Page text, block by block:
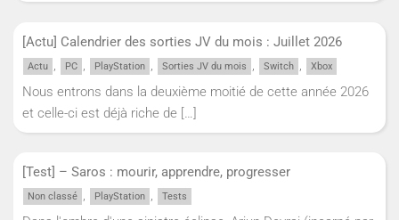
[Actu] Calendrier des sorties JV du mois : Juillet 2026
Actu , PC , PlayStation , Sorties JV du mois , Switch , Xbox
Nous entrons dans la deuxième moitié de cette année 2026
et celle-ci est déjà riche de […]
[Test] – Saros : mourir, apprendre, progresser
Non classé , PlayStation , Tests